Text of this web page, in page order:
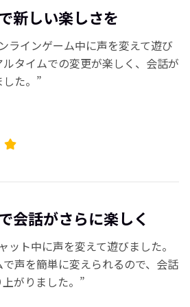
新しい楽しさを
ラインゲーム中に声を変えて遊び
ルタイムでの変更が楽しく、会話が
た。”
会話がさらに楽しく
ット中に声を変えて遊びました。
で声を簡単に変えられるので、会話
がりました。”